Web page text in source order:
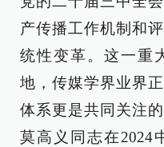
产传播工作机制和
统性变革。这一重
地，传媒学界业界
体系更是共同关注
莫高义同志在2024